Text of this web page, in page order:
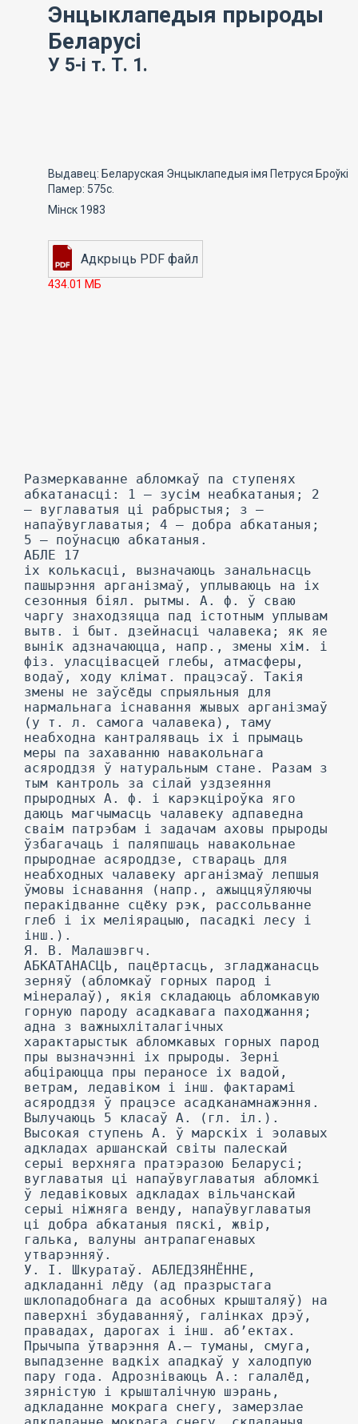
Энцыклапедыя прыроды
Беларусі
У 5-і т. Т. 1.
Выдавец: Беларуская Энцыклапедыя імя Петруся Броўкі
Памер: 575с.
Мінск 1983
434.01 МБ
Размеркаванне абломкаў па ступенях
абкатанасці: 1 — зусім неабкатаныя; 2
— вуглаватыя ці рабрыстыя; з —
напаўвуглаватыя; 4 — добра абкатаныя;
5 — поўнасцю абкатаныя.
АБЛЕ 17
іх колькасці, вызначаюць занальнасць
пашырэння арганізмаў, уплываюць на іх
сезонныя біял. рытмы. А. ф. ў сваю
чаргу знаходзяцца пад істотным уплывам
вытв. і быт. дзейнасці чалавека; як яе
вынік адзначаюцца, напр., змены хім. і
фіз. уласцівасцей глебы, атмасферы,
водаў, ходу клімат. працэсаў. Такія
змены не заўсёды спрыяльныя для
нармальнага існавання жывых арганізмаў
(у т. л. самога чалавека), таму
неабходна кантраляваць іх і прымаць
меры па захаванню навакольнага
асяроддзя ў натуральным стане. Разам з
тым кантроль за сілай уздзеяння
прыродных А. ф. і карэкціроўка яго
даюць магчымасць чалавеку адпаведна
сваім патрэбам і задачам аховы прыроды
ўзбагачаць і паляпшаць навакольнае
прыроднае асяроддзе, ствараць для
неабходных чалавеку арганізмаў лепшыя
ўмовы існавання (напр., ажыццяўляючы
перакідванне сцёку рэк, рассольванне
глеб і іх меліярацыю, пасадкі лесу і
інш.).
Я. В. Малашэвгч.
АБКАТАНАСЦЬ, пацёртасць, згладжанасць
зерняў (абломкаў горных парод і
мінералаў), якія складаюць абломкавую
горную пароду асадкавага паходжання;
адна з важныхліталагічных
характарыстык абломкавых горных парод
пры вызначэнні іх прыроды. Зерні
абціраюцца пры пераносе іх вадой,
ветрам, ледавіком і інш. фактарамі
асяроддзя ў працэсе асадканамнажэння.
Вылучаюць 5 класаў А. (гл. іл.).
Высокая ступень А. ў марскіх і эолавых
адкладах аршанскай світы палескай
серыі верхняга пратэразою Беларусі;
вуглаватыя ці напаўвуглаватыя абломкі
ў ледавіковых адкладах вільчанскай
серыі ніжняга венду, напаўвуглаватыя
ці добра абкатаныя пяскі, жвір,
галька, валуны антрапагенавых
утварэнняў.
У. I. Шкуратаў. АБЛЕДЗЯНЁННЕ,
адкладанні лёду (ад празрыстага
шклопадобнага да асобных крышталяў) на
паверхні збудаванняў, галінках дрэў,
правадах, дарогах і інш. аб’ектах.
Прычыпа ўтварэння А.— туманы, смуга,
выпадзенне вадкіх ападкаў у халодпую
пару года. Адрозніваюць А.: галалёд,
зярністую і крышталічную шэрань,
адкладанне мокрага снегу, замерзлае